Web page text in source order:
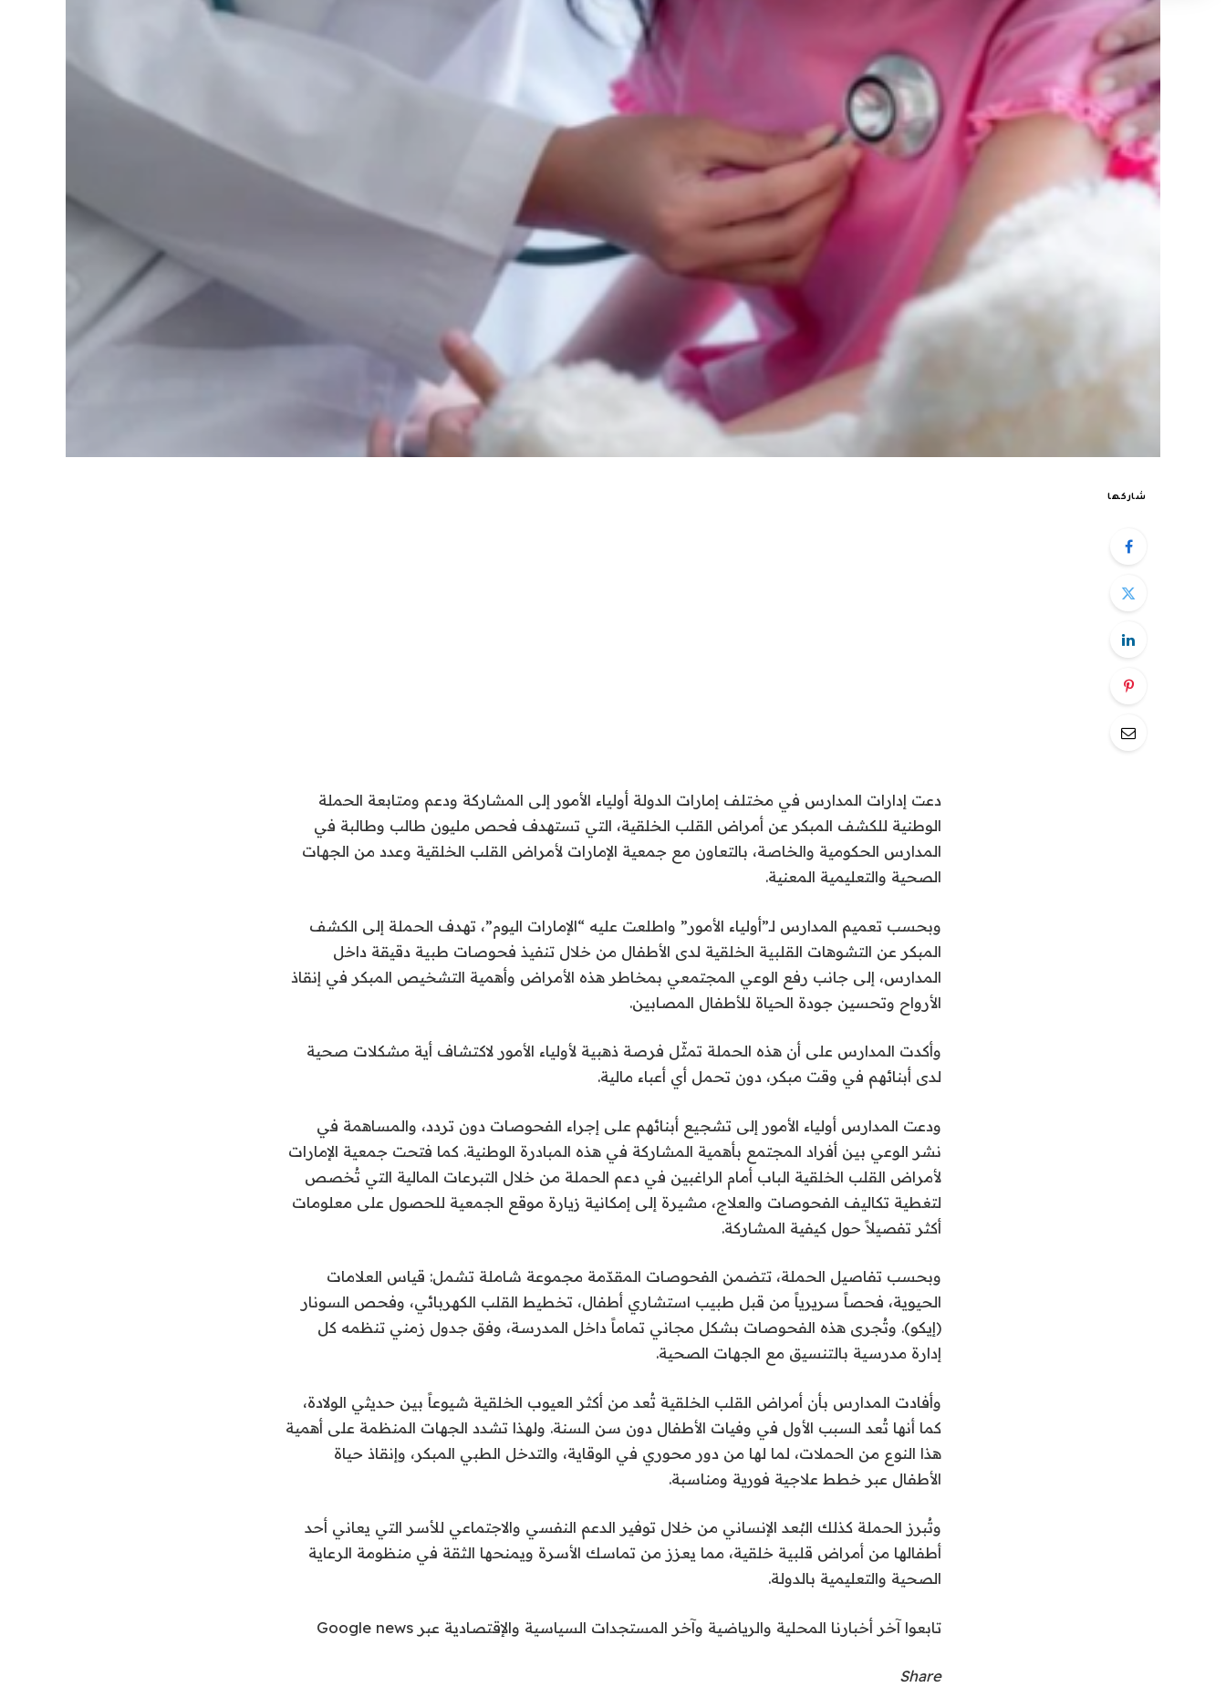
شاركها
دعت إدارات المدارس في مختلف إمارات الدولة أولياء الأمور إلى المشاركة ودعم ومتابعة الحملة
الوطنية للكشف المبكر عن أمراض القلب الخلقية، التي تستهدف فحص مليون طالب وطالبة في
المدارس الحكومية والخاصة، بالتعاون مع جمعية الإمارات لأمراض القلب الخلقية وعدد من الجهات
الصحية والتعليمية المعنية.
وبحسب تعميم المدارس لـ”أولياء الأمور” واطلعت عليه “الإمارات اليوم”، تهدف الحملة إلى الكشف
المبكر عن التشوهات القلبية الخلقية لدى الأطفال من خلال تنفيذ فحوصات طبية دقيقة داخل
المدارس، إلى جانب رفع الوعي المجتمعي بمخاطر هذه الأمراض وأهمية التشخيص المبكر في إنقاذ
الأرواح وتحسين جودة الحياة للأطفال المصابين.
وأكدت المدارس على أن هذه الحملة تمثّل فرصة ذهبية لأولياء الأمور لاكتشاف أية مشكلات صحية
لدى أبنائهم في وقت مبكر، دون تحمل أي أعباء مالية.
ودعت المدارس أولياء الأمور إلى تشجيع أبنائهم على إجراء الفحوصات دون تردد، والمساهمة في
نشر الوعي بين أفراد المجتمع بأهمية المشاركة في هذه المبادرة الوطنية. كما فتحت جمعية الإمارات
لأمراض القلب الخلقية الباب أمام الراغبين في دعم الحملة من خلال التبرعات المالية التي تُخصص
لتغطية تكاليف الفحوصات والعلاج، مشيرة إلى إمكانية زيارة موقع الجمعية للحصول على معلومات
أكثر تفصيلاً حول كيفية المشاركة.
وبحسب تفاصيل الحملة، تتضمن الفحوصات المقدّمة مجموعة شاملة تشمل: قياس العلامات
الحيوية، فحصاً سريرياً من قبل طبيب استشاري أطفال، تخطيط القلب الكهربائي، وفحص السونار
(إيكو). وتُجرى هذه الفحوصات بشكل مجاني تماماً داخل المدرسة، وفق جدول زمني تنظمه كل
إدارة مدرسية بالتنسيق مع الجهات الصحية.
وأفادت المدارس بأن أمراض القلب الخلقية تُعد من أكثر العيوب الخلقية شيوعاً بين حديثي الولادة،
كما أنها تُعد السبب الأول في وفيات الأطفال دون سن السنة. ولهذا تشدد الجهات المنظمة على أهمية
هذا النوع من الحملات، لما لها من دور محوري في الوقاية، والتدخل الطبي المبكر، وإنقاذ حياة
الأطفال عبر خطط علاجية فورية ومناسبة.
وتُبرز الحملة كذلك البُعد الإنساني من خلال توفير الدعم النفسي والاجتماعي للأسر التي يعاني أحد
أطفالها من أمراض قلبية خلقية، مما يعزز من تماسك الأسرة ويمنحها الثقة في منظومة الرعاية
الصحية والتعليمية بالدولة.
تابعوا آخر أخبارنا المحلية والرياضية وآخر المستجدات السياسية والإقتصادية عبر Google news
Share